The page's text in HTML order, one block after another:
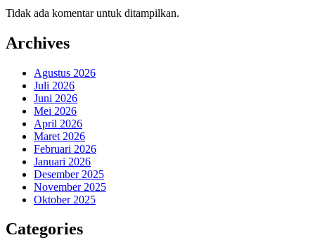
Tidak ada komentar untuk ditampilkan.
Archives
Agustus 2026
Juli 2026
Juni 2026
Mei 2026
April 2026
Maret 2026
Februari 2026
Januari 2026
Desember 2025
November 2025
Oktober 2025
Categories